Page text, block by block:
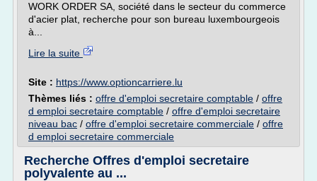
WORK ORDER SA, société dans le secteur du commerce
d'acier plat, recherche pour son bureau luxembourgeois
à...
Lire la suite
Site : https://www.optioncarriere.lu
Thèmes liés : offre d'emploi secretaire comptable / offre
d emploi secretaire comptable / offre d'emploi secretaire
niveau bac / offre d'emploi secretaire commerciale / offre
d emploi secretaire commerciale
Recherche Offres d'emploi secretaire
polyvalente au ...